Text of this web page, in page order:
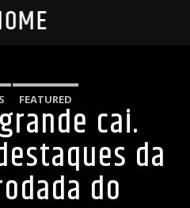
FEATURED cai.
da
do